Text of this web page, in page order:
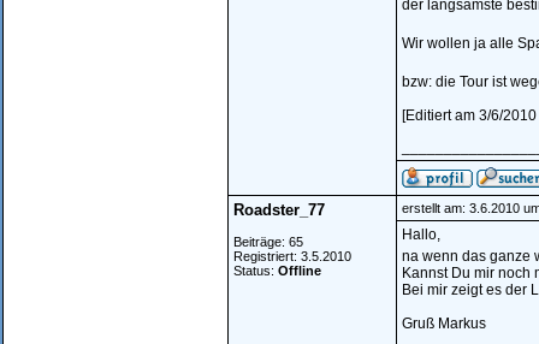
der langsamste
Wir wollen ja alle
bzw: die Tour ist
[Editiert am 3/6/
Roadster_77
Beiträge: 65
Registriert: 3.5.2010
Status: Offline
erstellt am: 3.6.2010
Hallo,
na wenn das ganze
Kannst Du mir noch
Bei mir zeigt es der
Gruß Markus